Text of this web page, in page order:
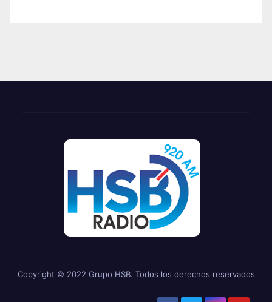
Copyright © 2022 Grupo HSB. Todos los derechos reservados